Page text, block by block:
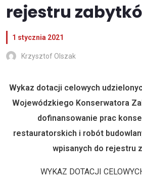
rejestru
1 stycznia 2021
Krzysztof Olszak
Wykaz dotacji celowych
Wojewódzkiego Konserwatora
dofinansowanie prac
restauratorskich i robót
wpisanych do rejestru
WYKAZ DOTACJI